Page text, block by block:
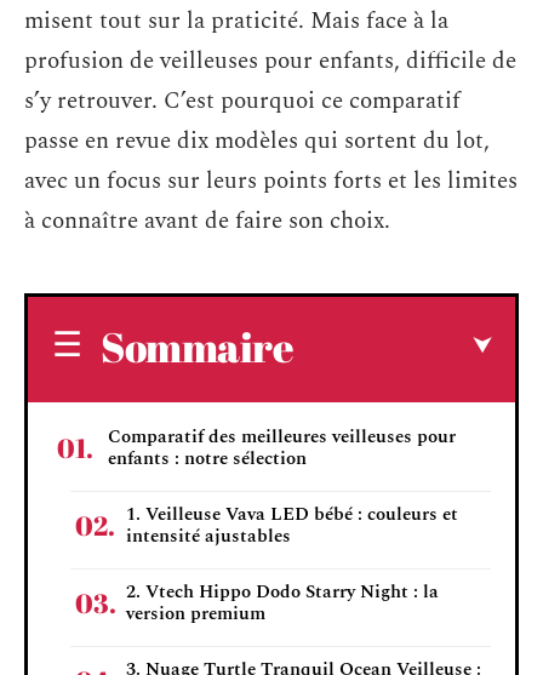
misent tout sur la praticité. Mais face à la
profusion de veilleuses pour enfants, difficile de
s’y retrouver. C’est pourquoi ce comparatif
passe en revue dix modèles qui sortent du lot,
avec un focus sur leurs points forts et les limites
à connaître avant de faire son choix.
Sommaire
Comparatif des meilleures veilleuses pour
enfants : notre sélection
1. Veilleuse Vava LED bébé : couleurs et
intensité ajustables
2. Vtech Hippo Dodo Starry Night : la
version premium
3. Nuage Turtle Tranquil Ocean Veilleuse :